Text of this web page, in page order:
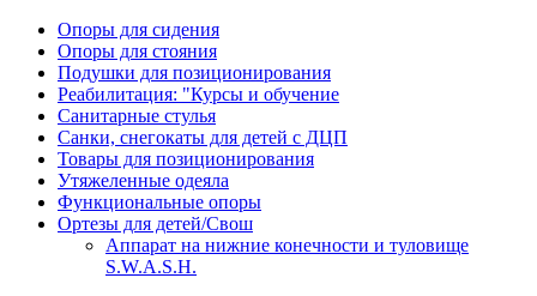
Опоры для сидения
Опоры для стояния
Подушки для позиционирования
Реабилитация: "Курсы и обучение
Санитарные стулья
Санки, снегокаты для детей с ДЦП
Товары для позиционирования
Утяжеленные одеяла
Функциональные опоры
Ортезы для детей/Свош
Аппарат на нижние конечности и туловище
S.W.A.S.H.